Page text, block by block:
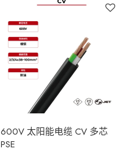
600V 太阳能电缆 CV 多芯
PSE